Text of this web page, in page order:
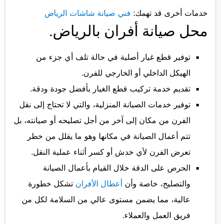
خدمات أخرى قد تهمك: فني صيانة شاشات الرياض
محل صيانة أفران بالرياض.
توفير قطع غيار أصلية في حالة تلف أي جزء من
الهيكل الداخلي أو الخارجي للفرن.
تقديم خدمة تركيب قطع الغيار بأفضل جودة ودقة.
توفير خدمات الصيانة المنزلية، والتي لا تحتاج إلى نقل
الفرن من مكان إلى آخر من أجل تصليحه أو صيانته، بل
تتم أعمال الصيانة في مكانها وهو ما يقلل من خطر
تعرض الفرن لأي خدش أو كسر أثناء عملية النقل.
الحرص على الدقة خلال القيام بأعمال الصيانة
والتصليح، خاصة وأن أعطال الأفران تشكل خطورة
عالية، مما يضمن مستوى عالي من السلامة لكل من
فريق العمل والعملاء.